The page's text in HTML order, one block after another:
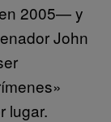
2005— y
John
lugar.